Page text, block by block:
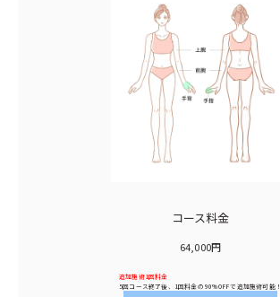
コース料金
64,000円
追加施術1回料金
5回コース終了後、1回料金の 90%OFFで追加施術可能！